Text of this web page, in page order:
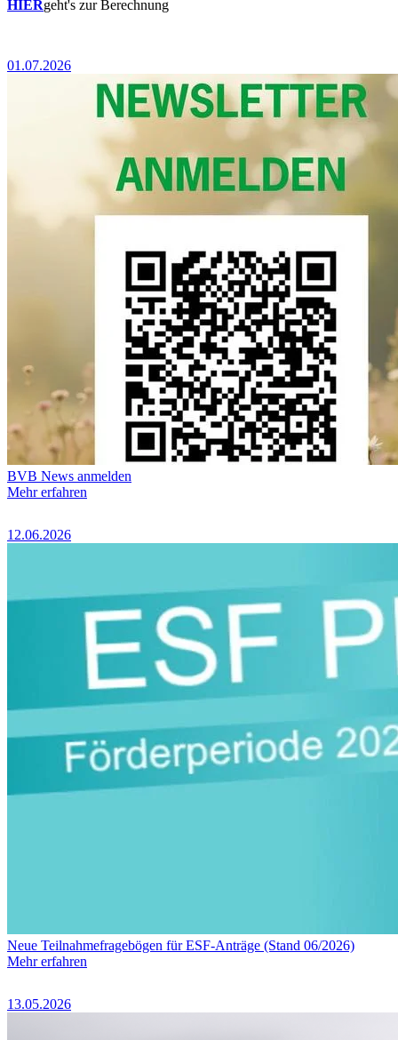
HIERgeht's zur Berechnung
01.07.2026
BVB News anmelden
Mehr erfahren
12.06.2026
Neue Teilnahmefragebögen für ESF-Anträge (Stand 06/2026)
Mehr erfahren
13.05.2026